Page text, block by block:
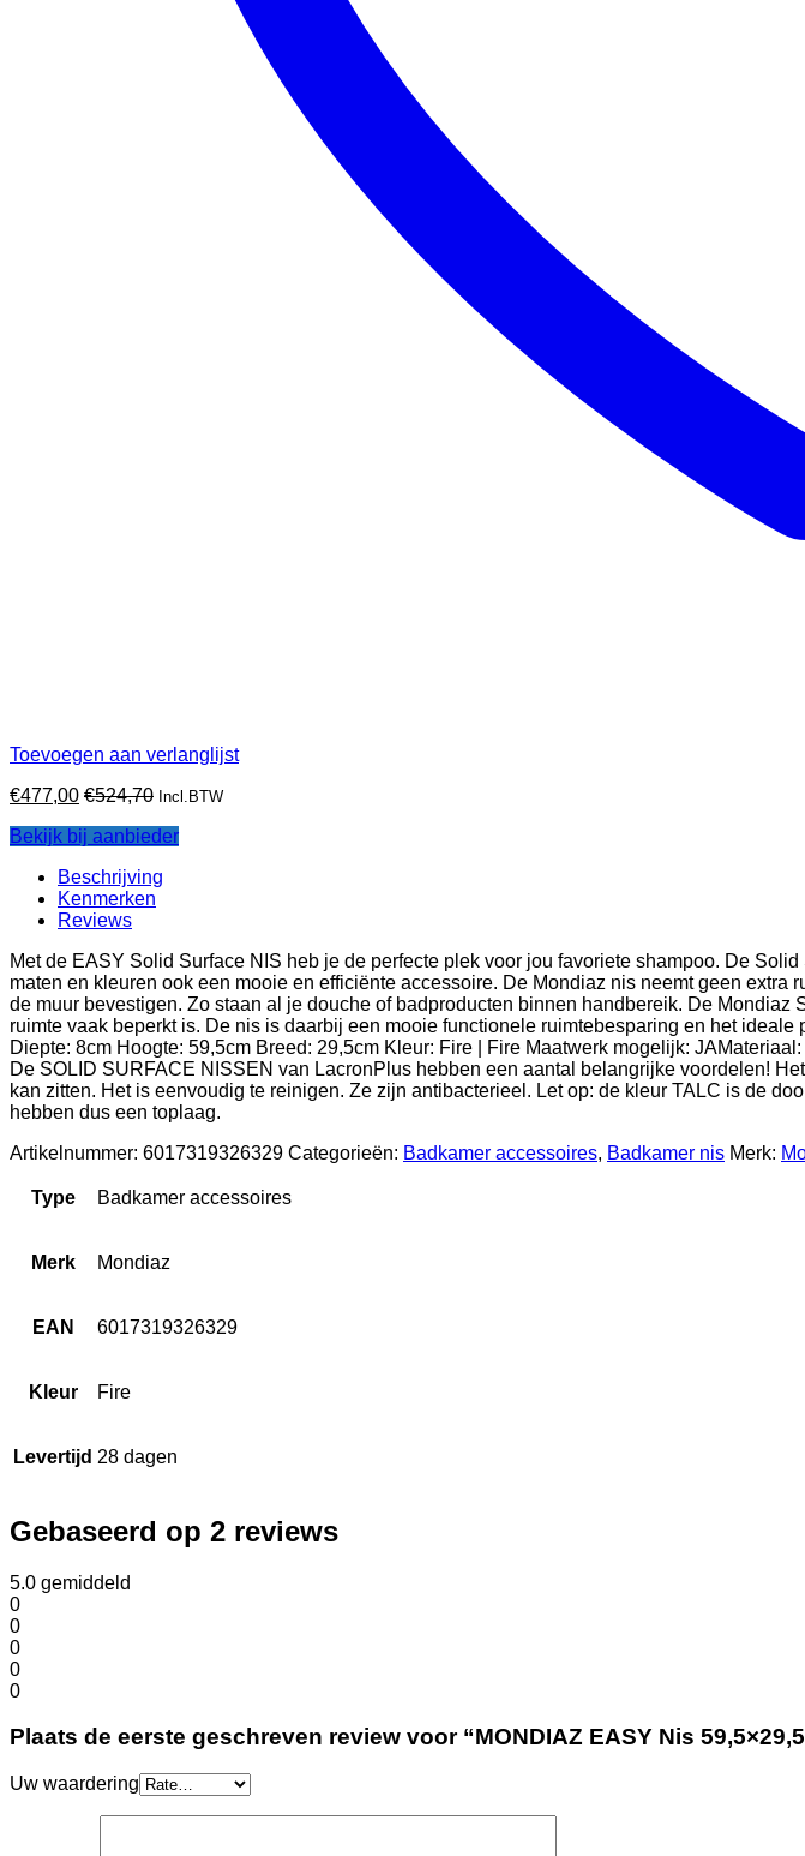
Toevoegen aan verlanglijst
€477,00 €524,70 Incl.BTW
Bekijk bij aanbieder
Beschrijving
Kenmerken
Reviews
Met de EASY Solid Surface NIS heb je de perfecte plek voor jou favoriete shampoo. De
maten en kleuren ook een mooie en efficiënte accessoire. De Mondiaz nis neemt geen
de muur bevestigen. Zo staan al je douche of badproducten binnen handbereik. De
ruimte vaak beperkt is. De nis is daarbij een mooie functionele ruimtebesparing en het
Diepte: 8cm Hoogte: 59,5cm Breed: 29,5cm Kleur: Fire | Fire Maatwerk mogelijk:
De SOLID SURFACE NISSEN van LacronPlus hebben een aantal belangrijke voordelen!
kan zitten. Het is eenvoudig te reinigen. Ze zijn antibacterieel. Let op: de kleur TALC is de
hebben dus een toplaag.
Artikelnummer: 6017319326329 Categorieën: Badkamer accessoires, Badkamer nis Merk:
Type Badkamer accessoires
Merk Mondiaz
EAN 6017319326329
Kleur Fire
Levertijd 28 dagen
Gebaseerd op 2 reviews
5.0 gemiddeld
0
0
0
0
0
Plaats de eerste geschreven review voor “MONDIAZ EASY Nis
Uw waardering